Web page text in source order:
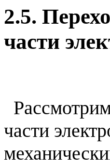
2.5.
части
части